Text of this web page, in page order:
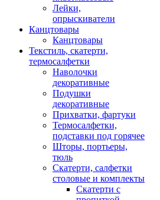
Лейки,
опрыскиватели
Канцтовары
Канцтовары
Текстиль, скатерти,
термосалфетки
Наволочки
декоративные
Подушки
декоративные
Прихватки, фартуки
Термосалфетки,
подставки под горячее
Шторы, портьеры,
тюль
Скатерти, салфетки
столовые и комплекты
Скатерти с